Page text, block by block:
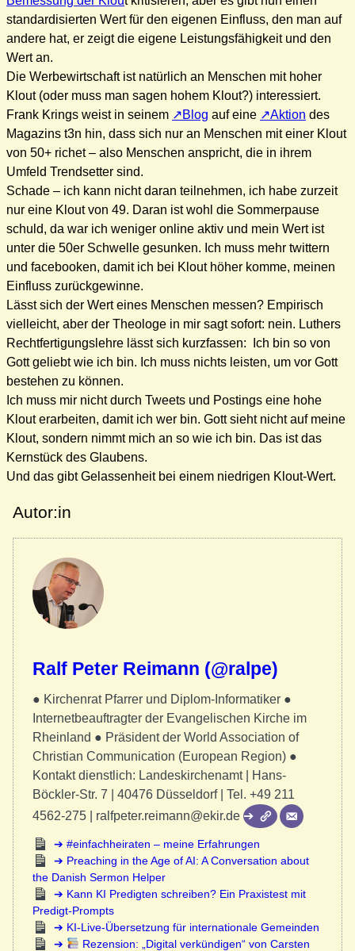
standardisierten Wert für den eigenen Einfluss, den man auf
andere hat, er zeigt die eigene Leistungsfähigkeit und den
Wert an.
Die Werbewirtschaft ist natürlich an Menschen mit hoher
Klout (oder muss man sagen hohem Klout?) interessiert.
Frank Krings weist in seinem
Blog auf eine Aktion des
Magazins t3n hin, dass sich nur an Menschen mit einer Klout
von 50+ richet – also Menschen anspricht, die in ihrem
Umfeld Trendsetter sind.
Schade – ich kann nicht daran teilnehmen, ich habe zurzeit
nur eine Klout von 49. Daran ist wohl die Sommerpause
schuld, da war ich weniger online aktiv und mein Wert ist
unter die 50er Schwelle gesunken. Ich muss mehr twittern
und facebooken, damit ich bei Klout höher komme, meinen
Einfluss zurückgewinne.
Lässt sich der Wert eines Menschen messen? Empirisch
vielleicht, aber der Theologe in mir sagt sofort: nein. Luthers
Rechtfertigungslehre lässt sich kurzfassen: Ich bin so von
Gott geliebt wie ich bin. Ich muss nichts leisten, um vor Gott
bestehen zu können.
Ich muss mir nicht durch Tweets und Postings eine hohe
Klout erarbeiten, damit ich wer bin. Gott sieht nicht auf meine
Klout, sondern nimmt mich an so wie ich bin. Das ist das
Kernstück des Glaubens.
Und das gibt Gelassenheit bei einem niedrigen Klout-Wert.
Autor:in
Ralf Peter Reimann (@ralpe)
● Kirchenrat Pfarrer und Diplom-Informatiker ●
Internetbeauftragter der Evangelischen Kirche im
Rheinland ● Präsident der World Association of
Christian Communication (European Region) ●
Kontakt dienstlich: Landeskirchenamt | Hans-
Böckler-Str. 7 | 40476 Düsseldorf | Tel. +49 211
4562-275 | ralfpeter.reimann@ekir.de
#einfachheiraten – meine Erfahrungen
Preaching in the Age of AI: A Conversation about
the Danish Sermon Helper
Kann KI Predigten schreiben? Ein Praxistest mit
Predigt-Prompts
KI-Live-Übersetzung für internationale Gemeinden
Rezension: „Digital verkündigen“ von Carsten